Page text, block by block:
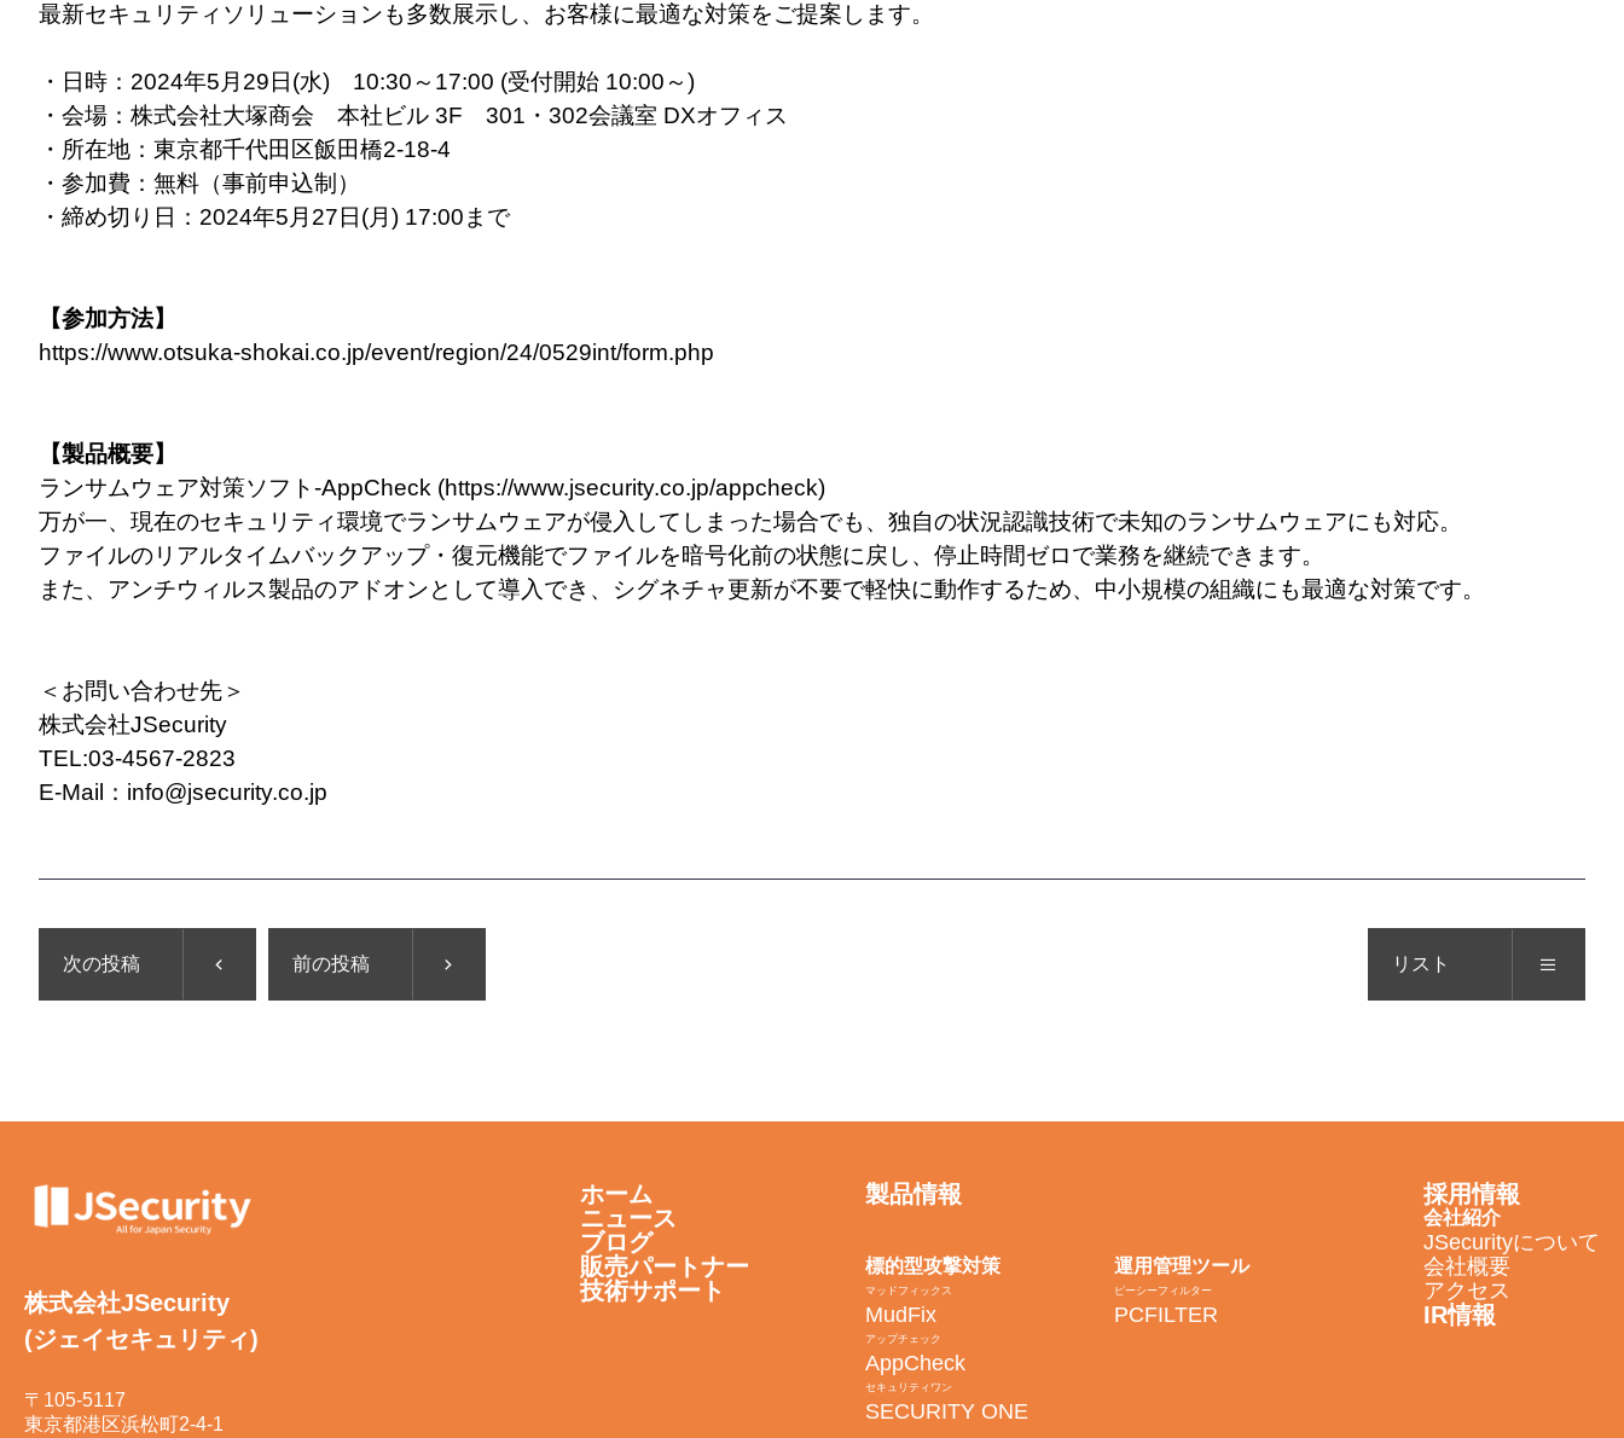
最新セキュリティソリューションも多数展示し、お客様に最適な対策をご提案します。
・日時：2024年5月29日(水) 10:30～17:00 (受付開始 10:00～)
・会場：株式会社大塚商会 本社ビル 3F 301・302会議室 DXオフィス
・所在地：東京都千代田区飯田橋2-18-4
・参加費：無料（事前申込制）
・締め切り日：2024年5月27日(月) 17:00まで
【参加方法】
https://www.otsuka-shokai.co.jp/event/region/24/0529int/form.php
【製品概要】
ランサムウェア対策ソフト-AppCheck (https://www.jsecurity.co.jp/appcheck)
万が一、現在のセキュリティ環境でランサムウェアが侵入してしまった場合でも、独自の状況認識技術で未知のランサムウェアにも対応。
ファイルのリアルタイムバックアップ・復元機能でファイルを暗号化前の状態に戻し、停止時間ゼロで業務を継続できます。
また、アンチウィルス製品のアドオンとして導入でき、シグネチャ更新が不要で軽快に動作するため、中小規模の組織にも最適な対策です。
＜お問い合わせ先＞
株式会社JSecurity
TEL:03-4567-2823
E-Mail：info@jsecurity.co.jp
次の投稿 前の投稿 リスト
株式会社JSecurity
(ジェイセキュリティ)
〒105-5117
東京都港区浜松町2-4-1
ホーム
ニュース
ブログ
販売パートナー
技術サポート
製品情報
標的型攻撃対策
マッドフィックス
MudFix
アップチェック
AppCheck
セキュリティワン
SECURITY ONE
運用管理ツール
ピーシーフィルター
PCFILTER
採用情報
会社紹介
JSecurityについて
会社概要
アクセス
IR情報